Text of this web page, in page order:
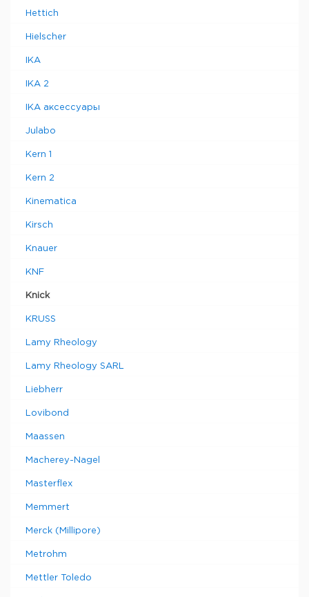
Hettich
Hielscher
IKA
IKA 2
IKA аксессуары
Julabo
Kern 1
Kern 2
Kinematica
Kirsch
Knauer
KNF
Knick
KRUSS
Lamy Rheology
Lamy Rheology SARL
Liebherr
Lovibond
Maassen
Macherey-Nagel
Masterflex
Memmert
Merck (Millipore)
Metrohm
Mettler Toledo